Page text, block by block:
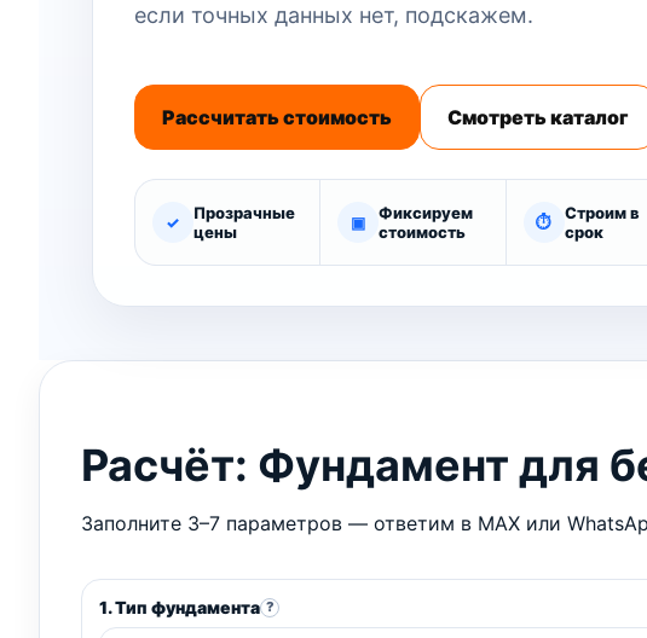
если точных данных нет, подскажем.
Рассчитать стоимость Смотреть каталог
✓
Прозрачные
цены
▣
Фиксируем
стоимость
⏱
Строим в
срок
Расчёт: Фундамент для
Заполните 3–7 параметров — ответим в MAX или
1. Тип фундамента ?